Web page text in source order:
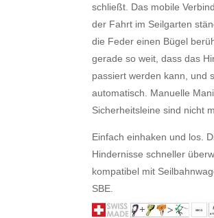
schließt. Das mobile
der Fahrt im Seilgarten
die Feder einen Bügel
gerade so weit, dass das
passiert werden kann, und
automatisch. Manuelle
Sicherheitsleine sind nicht
Einfach einhaken und los.
Hindernisse schneller
kompatibel mit
SBE.